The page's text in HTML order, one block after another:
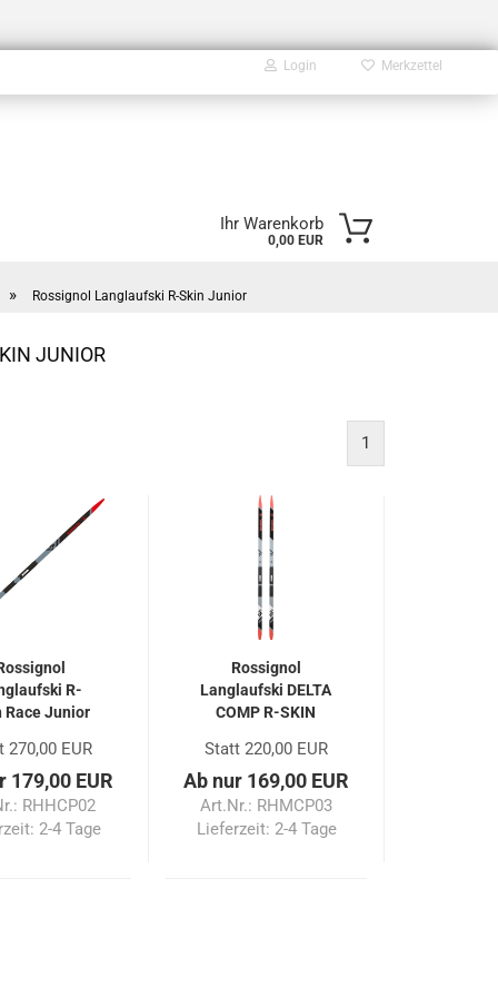
Login Merkzettel
Ihr Warenkorb
0,00 EUR
» Rossignol Langlaufski R-Skin Junior
JUNIOR
1
R-
Race Junior
270,00 EUR
179,00 EUR
RHHCP02
2-4 Tage
Rossignol
Langlaufski DELTA
COMP R-SKIN
Statt 220,00 EUR
Ab nur 169,00 EUR
Art.Nr.: RHMCP03
Lieferzeit: 2-4 Tage